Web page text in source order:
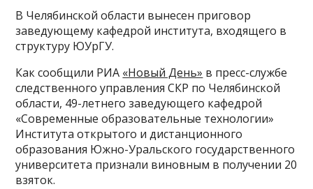
В Челябинской области вынесен приговор
заведующему кафедрой института, входящего в
структуру ЮУрГУ.
Как сообщили РИА «Новый День» в пресс-службе
следственного управления СКР по Челябинской
области, 49-летнего заведующего кафедрой
«Современные образовательные технологии»
Института открытого и дистанционного
образования Южно-Уральского государственного
университета признали виновным в получении 20
взяток.